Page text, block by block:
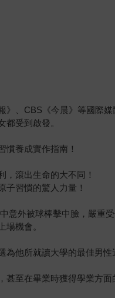
》、CBS《今晨》等國際
受到啟發。
慣養成實作指南！
，滾出生命的大不同！
子習慣的驚人力量！
意外被球棒擊中臉，嚴
場機會。
為他所就讀大學的最佳
甚至在畢業時獲得學業方